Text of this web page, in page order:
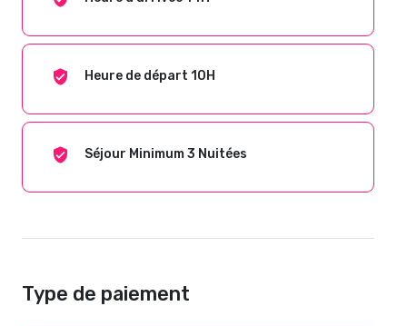
Heure de départ 10H
Séjour Minimum 3 Nuitées
Type de paiement